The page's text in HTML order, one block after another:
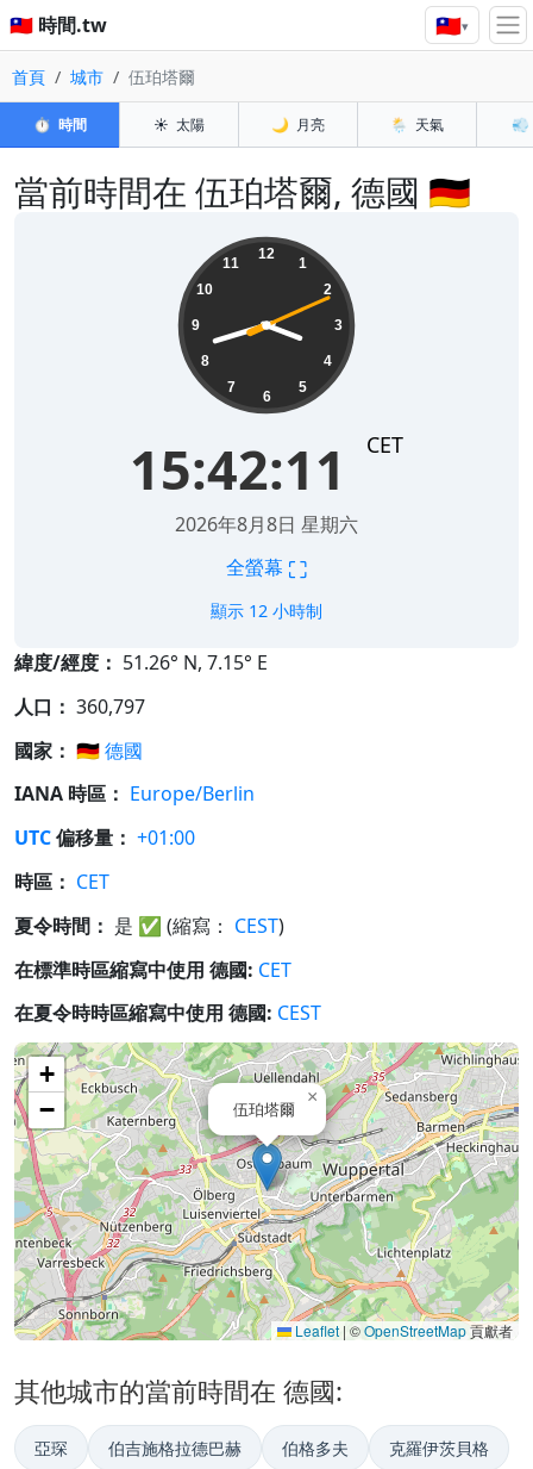
🇹🇼 時間.tw 🇹🇼▾
首頁 城市 伍珀塔爾
⏱️ 時間 ☀️ 太陽 🌙 月亮 🌦️ 天氣 💨
當前時間在 伍珀塔爾, 德國 🇩🇪
12
1
2
3
4
5
6
7
8
9
10
11
15:42:12 CET
2026年8月8日 星期六
全螢幕 ⛶
顯示 12 小時制
緯度/經度： 51.26° N, 7.15° E
人口： 360,797
國家： 🇩🇪德國
IANA 時區： Europe/Berlin
UTC偏移量： +01:00
時區： CET
夏令時間： 是 ✅ (縮寫： CEST)
在標準時區縮寫中使用 德國: CET
在夏令時時區縮寫中使用 德國: CEST
伍珀塔爾
×
+
−
Leaflet | ©OpenStreetMap貢獻者
其他城市的當前時間在 德國:
亞琛 伯吉施格拉德巴赫 伯格多夫 克羅伊茨貝格